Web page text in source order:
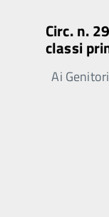
Circ. n.
classi
Ai